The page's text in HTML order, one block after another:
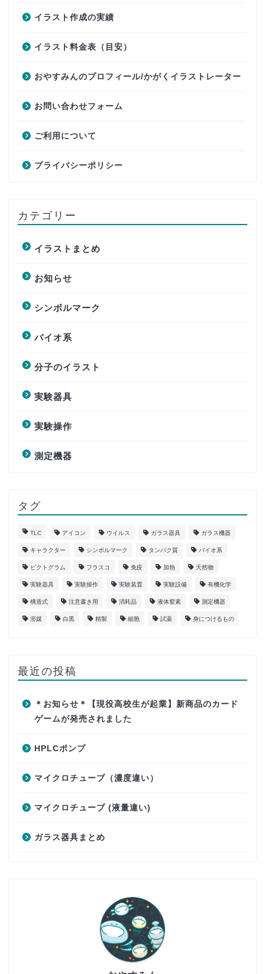
イラスト作成の実績
イラスト料金表（目安）
おやすみんのプロフィール/かがくイラストレーター
お問い合わせフォーム
ご利用について
プライバシーポリシー
カテゴリー
イラストまとめ
お知らせ
シンボルマーク
バイオ系
分子のイラスト
実験器具
実験操作
測定機器
タグ
TLC アイコン ウイルス ガラス器具 ガラス機器
キャラクター シンボルマーク タンパク質 バイオ系
ピクトグラム フラスコ 免疫 加熱 天然物
実験器具 実験操作 実験装置 実験設備 有機化学
構造式 注意書き用 消耗品 液体窒素 測定機器
溶媒 白黒 精製 細胞 試薬 身につけるもの
最近の投稿
＊お知らせ＊【現役高校生が起業】新商品のカード
ゲームが発売されました
HPLCポンプ
マイクロチューブ（濃度違い）
マイクロチューブ (液量違い)
ガラス器具まとめ